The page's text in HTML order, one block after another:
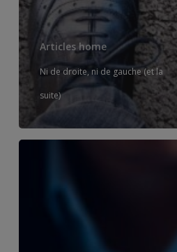
Articles home
Ni de droite, ni de gauche (et la
suite)
Zéro